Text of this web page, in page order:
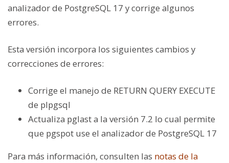
analizador de PostgreSQL 17 y corrige algunos
errores.
Esta versión incorpora los siguientes cambios y
correcciones de errores:
Corrige el manejo de RETURN QUERY EXECUTE
de plpgsql
Actualiza pglast a la versión 7.2 lo cual permite
que pgspot use el analizador de PostgreSQL 17
Para más información, consulten las notas de la